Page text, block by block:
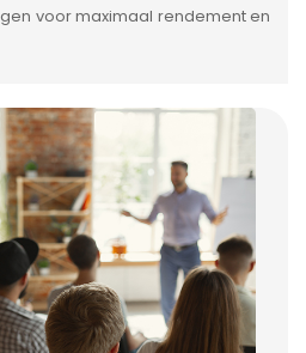
voor maximaal rendement en